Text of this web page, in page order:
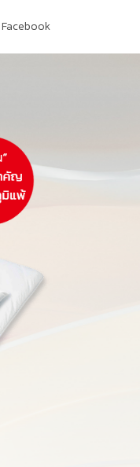
Facebook